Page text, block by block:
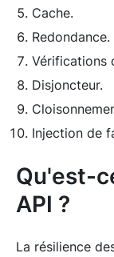
Cache.
Redondance.
Vérifications
Disjoncteur.
Injection de
Qu'est-
API ?
La résilience